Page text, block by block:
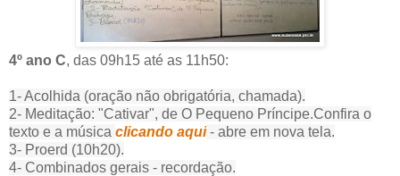
4º ano C, das 09h15 até as 11h50:
1- Acolhida (oração não obrigatória, chamada).
2- Meditação: "Cativar", de O Pequeno Príncipe.Confira o
texto e a música clicando aqui - abre em nova tela.
3- Proerd (10h20).
4- Combinados gerais - recordação.